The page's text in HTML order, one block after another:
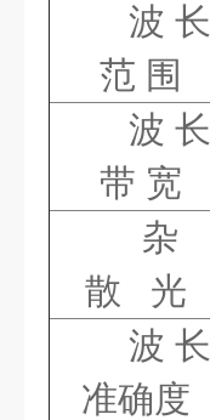
波 长
范 围
波 长
带 宽
杂
散 光
波 长
准确度